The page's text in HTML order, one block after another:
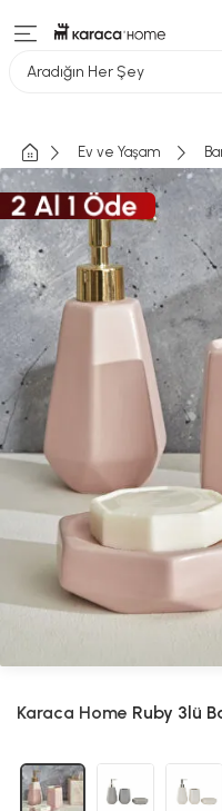
Aradığın Her Şey
Ev ve Yaşam
Karaca Home Ruby 3lü